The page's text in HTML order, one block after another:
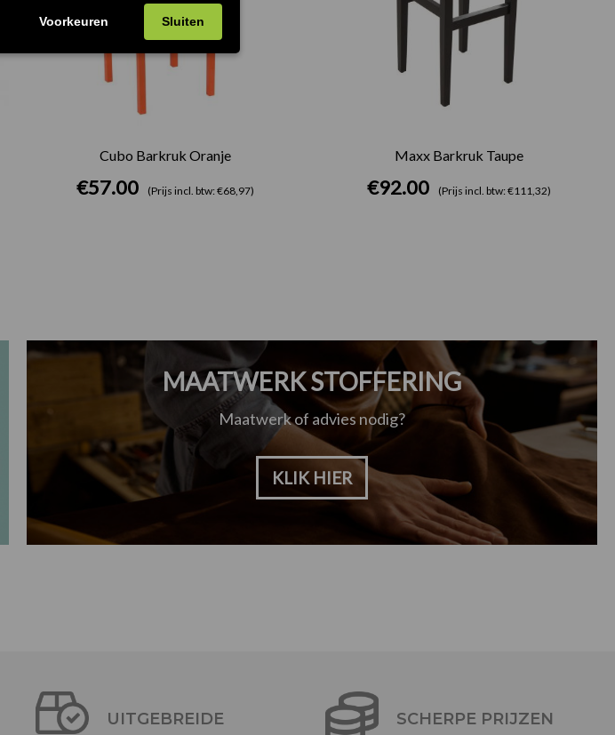
Cubo Barkruk Oranje
€57.00 (Prijs incl. btw: €68,97)
Maxx Barkruk Taupe
€92.00 (Prijs incl. btw: €111,32)
MAATWERK STOFFERING
Maatwerk of advies nodig?
KLIK HIER
UITGEBREIDE
SCHERPE PRIJZEN